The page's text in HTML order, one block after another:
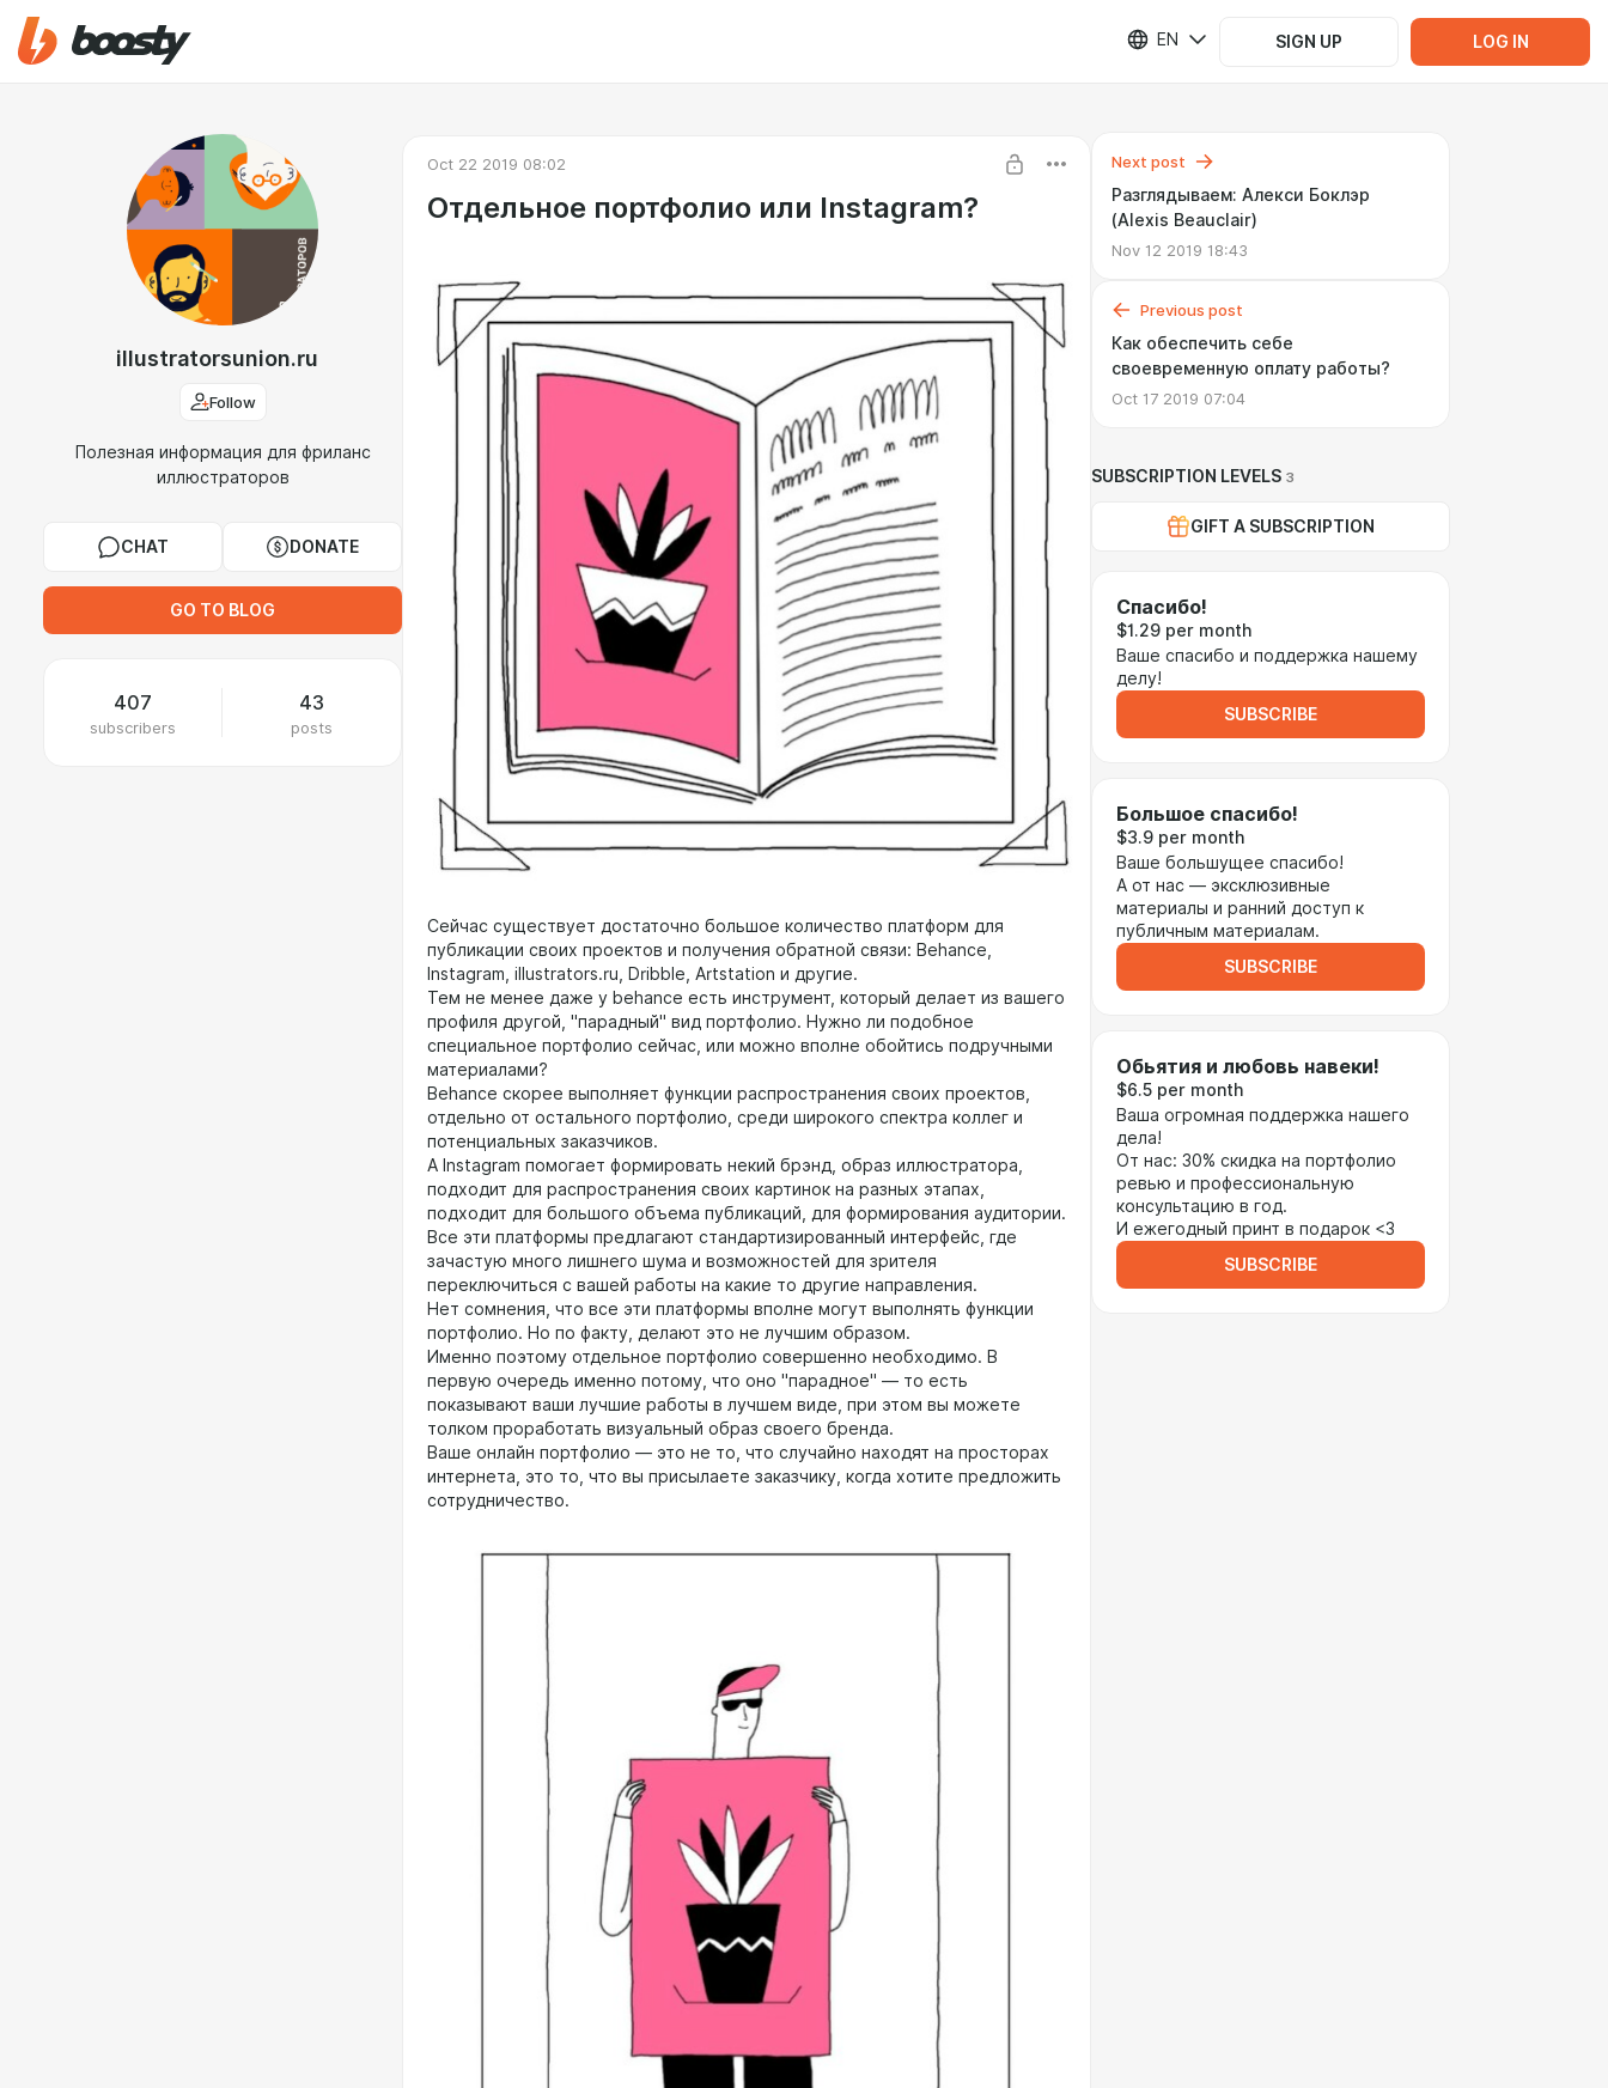
EN SIGN UP LOG IN
illustratorsunion.ru
Follow
Полезная информация для фриланс
иллюстраторов
CHAT DONATE
GO TO BLOG
407
subscribers
43
posts
Oct 22 2019 08:02
Отдельное портфолио или Instagram?
Сейчас существует достаточно большое количество платформ для
публикации своих проектов и получения обратной связи: Behance,
Instagram, illustrators.ru, Dribble, Artstation и другие.
Тем не менее даже у behance есть инструмент, который делает из вашего
профиля другой, "парадный" вид портфолио. Нужно ли подобное
специальное портфолио сейчас, или можно вполне обойтись подручными
материалами?
Behance скорее выполняет функции распространения своих проектов,
отдельно от остального портфолио, среди широкого спектра коллег и
потенциальных заказчиков.
А Instagram помогает формировать некий брэнд, образ иллюстратора,
подходит для распространения своих картинок на разных этапах,
подходит для большого объема публикаций, для формирования аудитории.
Все эти платформы предлагают стандартизированный интерфейс, где
зачастую много лишнего шума и возможностей для зрителя
переключиться с вашей работы на какие то другие направления.
Нет сомнения, что все эти платформы вполне могут выполнять функции
портфолио. Но по факту, делают это не лучшим образом.
Именно поэтому отдельное портфолио совершенно необходимо. В
первую очередь именно потому, что оно "парадное" — то есть
показывают ваши лучшие работы в лучшем виде, при этом вы можете
толком проработать визуальный образ своего бренда.
Ваше онлайн портфолио — это не то, что случайно находят на просторах
интернета, это то, что вы присылаете заказчику, когда хотите предложить
сотрудничество.
Next post
Разглядываем: Алекси Боклэр
(Alexis Beauclair)
Nov 12 2019 18:43
Previous post
Как обеспечить себе
своевременную оплату работы?
Oct 17 2019 07:04
SUBSCRIPTION LEVELS 3
GIFT A SUBSCRIPTION
Спасибо!
$1.29 per month
Ваше спасибо и поддержка нашему
делу!
SUBSCRIBE
Большое спасибо!
$3.9 per month
Ваше большущее спасибо!
А от нас — эксклюзивные
материалы и ранний доступ к
публичным материалам.
SUBSCRIBE
Обьятия и любовь навеки!
$6.5 per month
Ваша огромная поддержка нашего
дела!
От нас: 30% скидка на портфолио
ревью и профессиональную
консультацию в год.
И ежегодный принт в подарок <3
SUBSCRIBE